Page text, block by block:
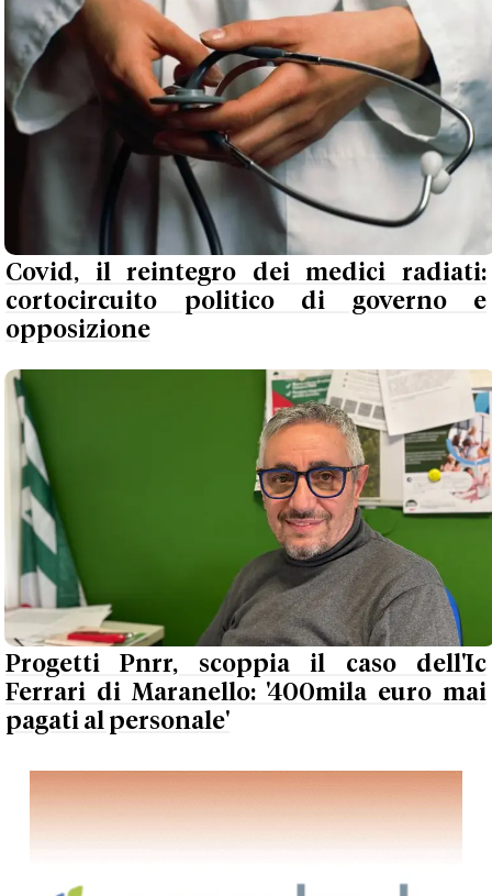
Covid, il reintegro dei medici radiati:
cortocircuito politico di governo e
opposizione
Progetti Pnrr, scoppia il caso dell'Ic
Ferrari di Maranello: '400mila euro mai
pagati al personale'